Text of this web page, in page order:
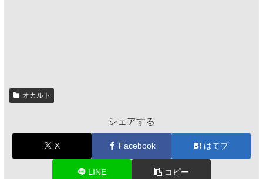
オカルト
シェアする
X Facebook はてブ
LINE コピー